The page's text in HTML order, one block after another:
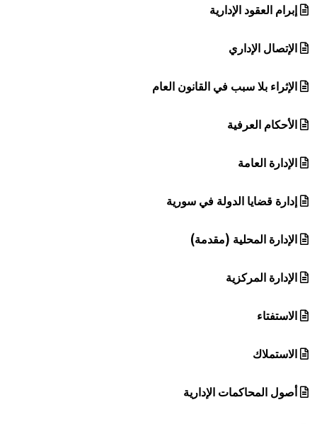
إبرام العقود الإدارية
الإتصال الإداري
الإثراء بلا سبب في القانون العام
الأحكام العرفية
الإدارة العامة
إدارة قضايا الدولة في سورية
الإدارة المحلية (مقدمة)
الإدارة المركزية
الاستفتاء
الاستملاك
أصول المحاكمات الإدارية